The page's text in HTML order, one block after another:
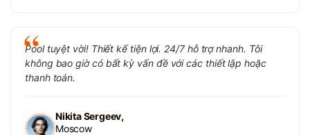
Pool tuyệt vời! Thiết kế tiện lợi. 24/7 hỗ trợ nhanh. Tôi
không bao giờ có bất kỳ vấn đề với các thiết lập hoặc
thanh toán.
Nikita Sergeev,
Moscow